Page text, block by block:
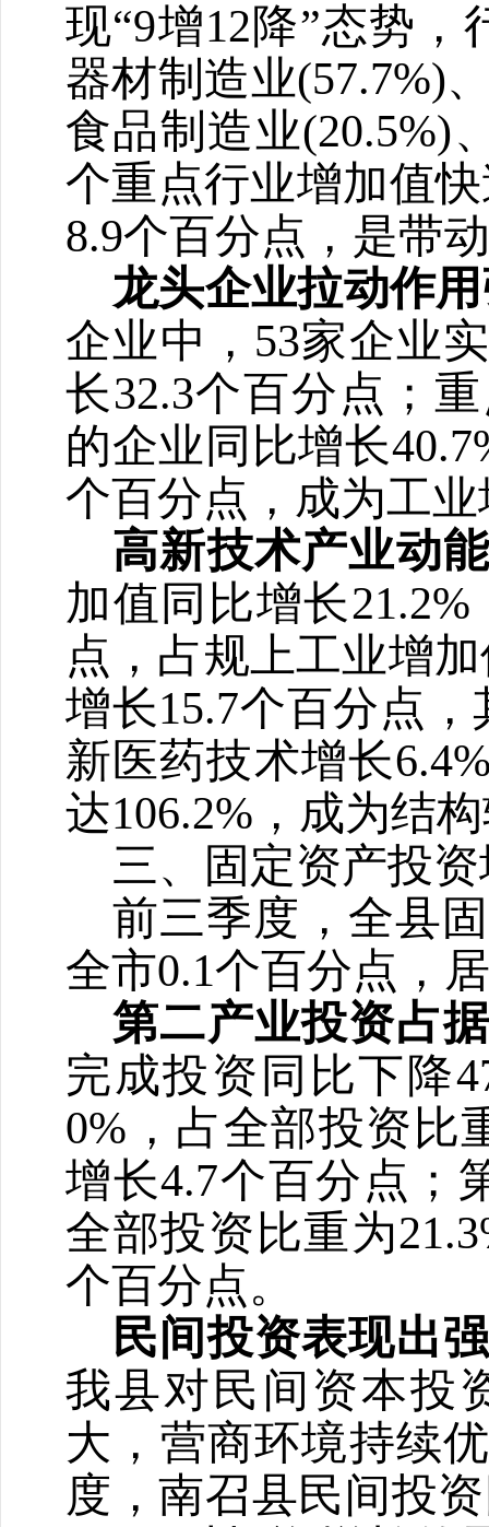
现“9增12降”态势，
器材制造业(57.7%)
食品制造业(20.5%)
个重点行业增加值
8.9个百分点，是带
龙头企业拉动作
企业中， 53家企业
长32.3个百分点；
的企业同比增长
个百分点，成为工
高新技术产业动
加值同比增长21.2%
点，占规上工业增
增长15.7个百分点，
新医药技术增长
达106.2% ，成为结
三、固定资产投
前三季度，全县
全市0.1个百分点，
第二产业投资占
完成投资同比下降
0% ，占全部投资比
增长4.7个百分点；
全部投资比重为
个百分点。
民间投资表现出
我县对民间资本投
大，营商环境持续
度，南召县民间投